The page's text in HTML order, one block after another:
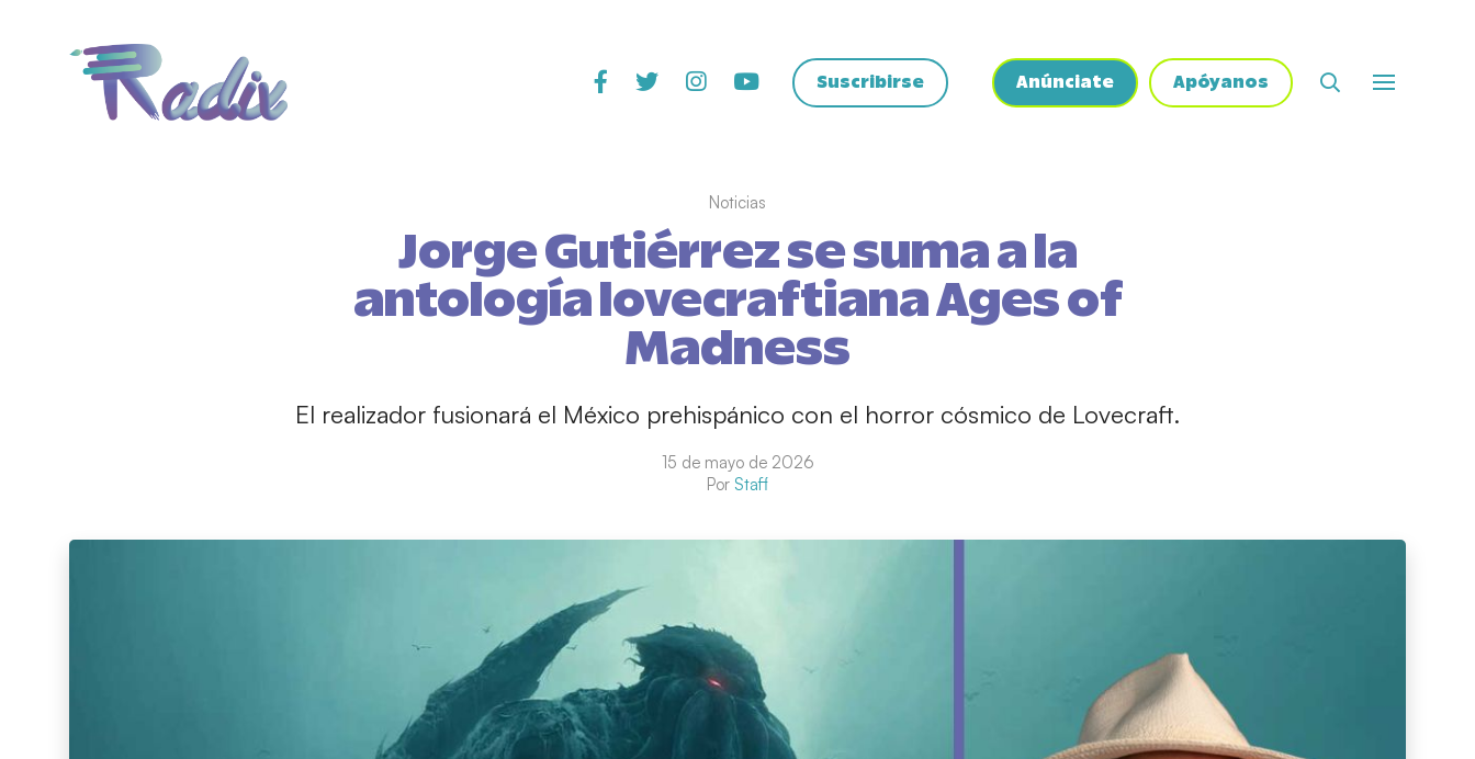
Suscribirse Anúnciate Apóyanos
Noticias
Jorge Gutiérrez se suma a la
antología lovecraftiana Ages of
Madness
El realizador fusionará el México prehispánico con el horror cósmico de Lovecraft.
15 de mayo de 2026
Por Staff